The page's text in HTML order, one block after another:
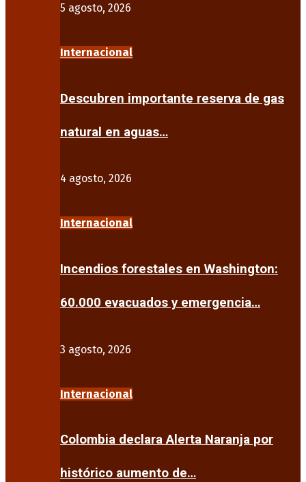
5 agosto, 2026
Internacional
Descubren importante reserva de gas
natural en aguas…
4 agosto, 2026
Internacional
Incendios forestales en Washington:
60.000 evacuados y emergencia…
3 agosto, 2026
Internacional
Colombia declara Alerta Naranja por
histórico aumento de…